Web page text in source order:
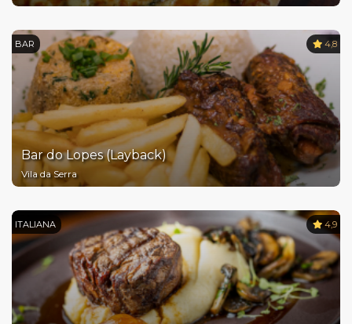
BAR 4,8
Bar do Lopes (Layback)
Vila da Serra
ITALIANA 4,9